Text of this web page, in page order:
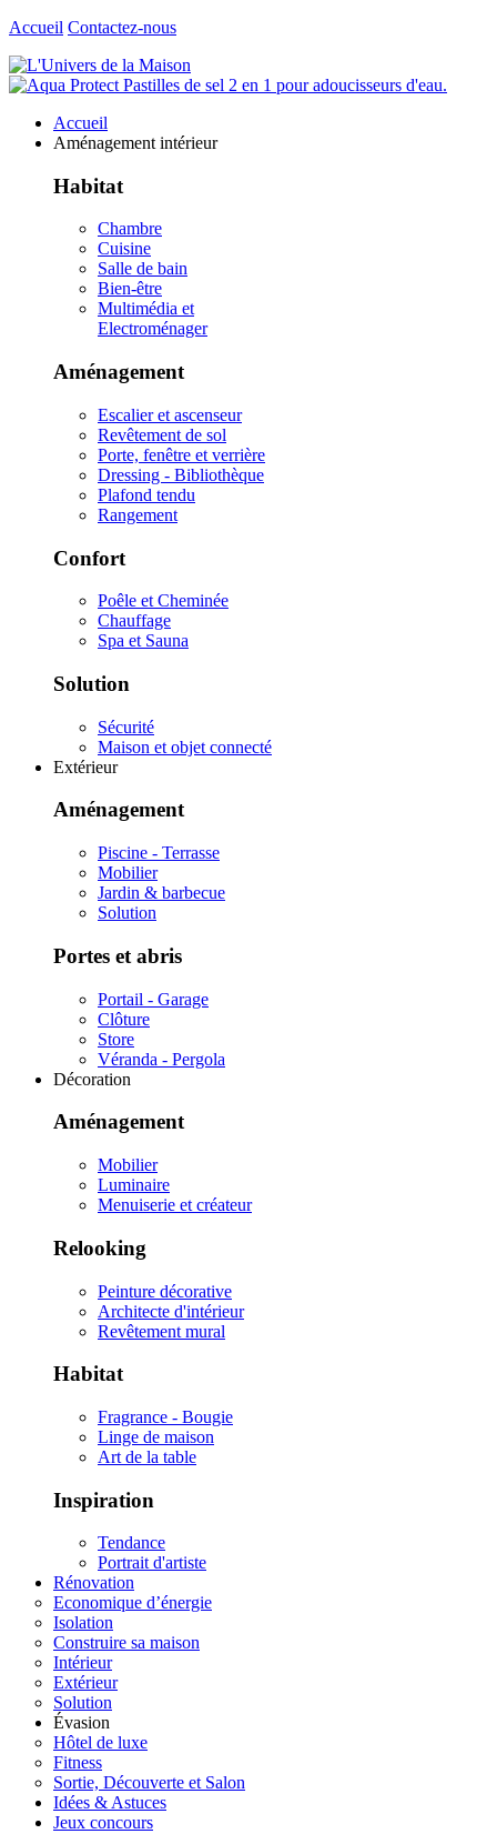
Accueil Contactez-nous
Accueil
Aménagement intérieur
Habitat
Chambre
Cuisine
Salle de bain
Bien-être
Multimédia et
Electroménager
Aménagement
Escalier et ascenseur
Revêtement de sol
Porte, fenêtre et verrière
Dressing - Bibliothèque
Plafond tendu
Rangement
Confort
Poêle et Cheminée
Chauffage
Spa et Sauna
Solution
Sécurité
Maison et objet connecté
Extérieur
Aménagement
Piscine - Terrasse
Mobilier
Jardin & barbecue
Solution
Portes et abris
Portail - Garage
Clôture
Store
Véranda - Pergola
Décoration
Aménagement
Mobilier
Luminaire
Menuiserie et créateur
Relooking
Peinture décorative
Architecte d'intérieur
Revêtement mural
Habitat
Fragrance - Bougie
Linge de maison
Art de la table
Inspiration
Tendance
Portrait d'artiste
Rénovation
Economique d’énergie
Isolation
Construire sa maison
Intérieur
Extérieur
Solution
Évasion
Hôtel de luxe
Fitness
Sortie, Découverte et Salon
Idées & Astuces
Jeux concours